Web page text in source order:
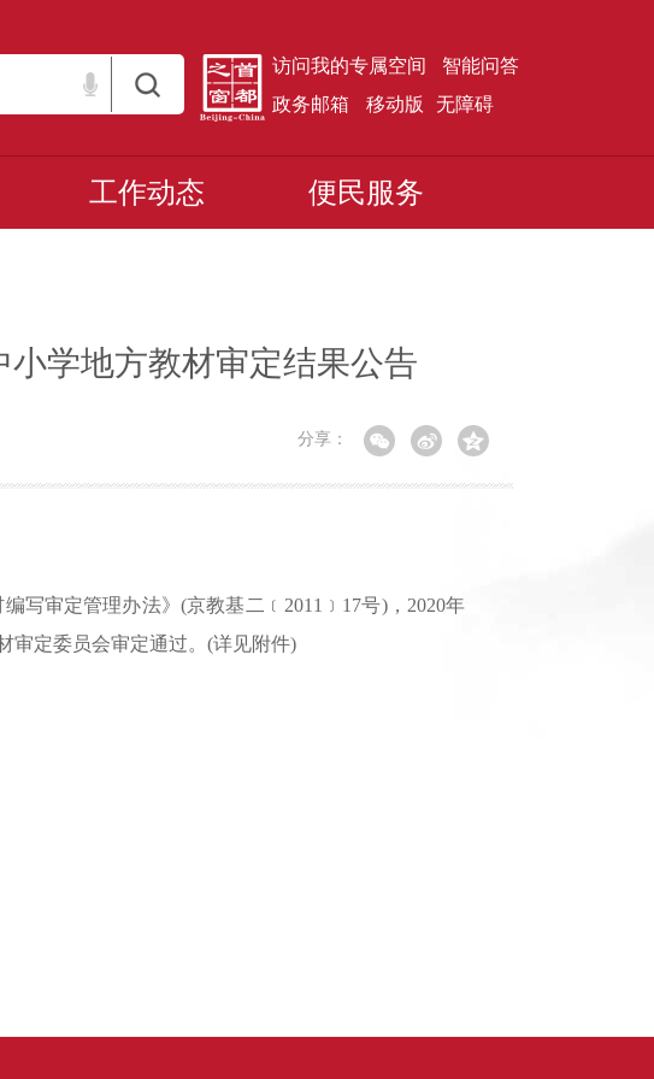
访问我的专属空间
智能问答
政务邮箱
移动版 无障碍
工作动态 便民服务
小学地方教材审定结果公告
分享：
审定管理办法》(京教基二﹝2011﹞17号)，2020年
审定委员会审定通过。(详见附件)